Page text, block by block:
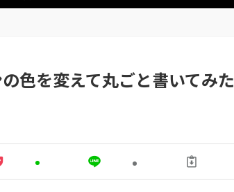
色を変えて丸ごと書いてみた